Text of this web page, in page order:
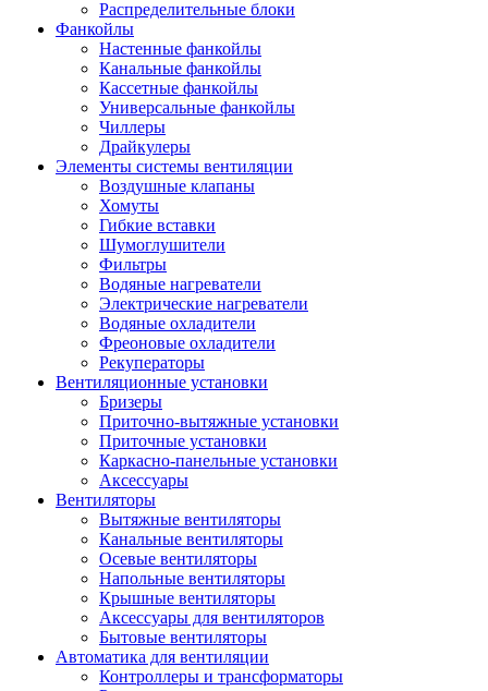
Распределительные блоки
Фанкойлы
Настенные фанкойлы
Канальные фанкойлы
Кассетные фанкойлы
Универсальные фанкойлы
Чиллеры
Драйкулеры
Элементы системы вентиляции
Воздушные клапаны
Хомуты
Гибкие вставки
Шумоглушители
Фильтры
Водяные нагреватели
Электрические нагреватели
Водяные охладители
Фреоновые охладители
Рекуператоры
Вентиляционные установки
Бризеры
Приточно-вытяжные установки
Приточные установки
Каркасно-панельные установки
Аксессуары
Вентиляторы
Вытяжные вентиляторы
Канальные вентиляторы
Осевые вентиляторы
Напольные вентиляторы
Крышные вентиляторы
Аксессуары для вентиляторов
Бытовые вентиляторы
Автоматика для вентиляции
Контроллеры и трансформаторы